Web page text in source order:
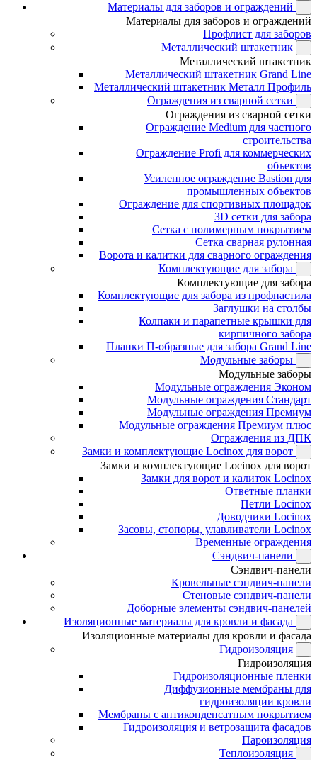
Материалы для заборов и ограждений
Материалы для заборов и ограждений
Профлист для заборов
Металлический штакетник
Металлический штакетник
Металлический штакетник Grand Line
Металлический штакетник Металл Профиль
Ограждения из сварной сетки
Ограждения из сварной сетки
Ограждение Medium для частного
строительства
Ограждение Profi для коммерческих
объектов
Усиленное ограждение Bastion для
промышленных объектов
Ограждение для спортивных площадок
3D сетки для забора
Сетка с полимерным покрытием
Сетка сварная рулонная
Ворота и калитки для сварного ограждения
Комплектующие для забора
Комплектующие для забора
Комплектующие для забора из профнастила
Заглушки на столбы
Колпаки и парапетные крышки для
кирпичного забора
Планки П-образные для забора Grand Line
Модульные заборы
Модульные заборы
Модульные ограждения Эконом
Модульные ограждения Стандарт
Модульные ограждения Премиум
Модульные ограждения Премиум плюс
Ограждения из ДПК
Замки и комплектующие Locinox для ворот
Замки и комплектующие Locinox для ворот
Замки для ворот и калиток Locinox
Ответные планки
Петли Locinox
Доводчики Locinox
Засовы, стопоры, улавливатели Locinox
Временные ограждения
Сэндвич-панели
Сэндвич-панели
Кровельные сэндвич-панели
Стеновые сэндвич-панели
Доборные элементы сэндвич-панелей
Изоляционные материалы для кровли и фасада
Изоляционные материалы для кровли и фасада
Гидроизоляция
Гидроизоляция
Гидроизоляционные пленки
Диффузионные мембраны для
гидроизоляции кровли
Мембраны с антиконденсатным покрытием
Гидроизоляция и ветрозащита фасадов
Пароизоляция
Теплоизоляция